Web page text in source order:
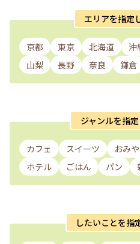
エリアを指定
京都 東京 北海道 沖
山梨
長野 奈良 鎌倉
ジャンルを指
カフェ スイーツ おみ
ホテル
ごはん パン
したいことを指